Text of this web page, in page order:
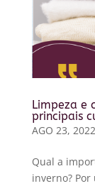
Limpeza e
principais
AGO 23, 2022
Qual a
inverno?